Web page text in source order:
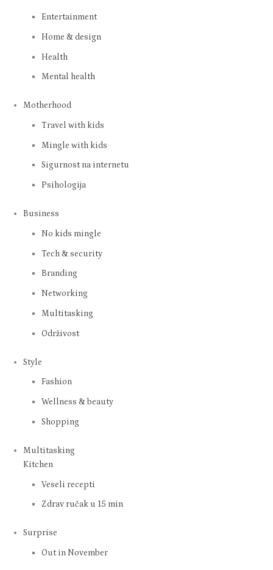
Entertainment
Home & design
Health
Mental health
Motherhood
Travel with kids
Mingle with kids
Sigurnost na internetu
Psihologija
Business
No kids mingle
Tech & security
Branding
Networking
Multitasking
Održivost
Style
Fashion
Wellness & beauty
Shopping
Multitasking
Kitchen
Veseli recepti
Zdrav ručak u 15 min
Surprise
Out in November